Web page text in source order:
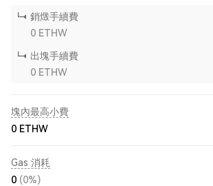
銷燬手續費
0 ETHW
出塊手續費
0 ETHW
塊內最高小費
0 ETHW
Gas 消耗
0 (0%)